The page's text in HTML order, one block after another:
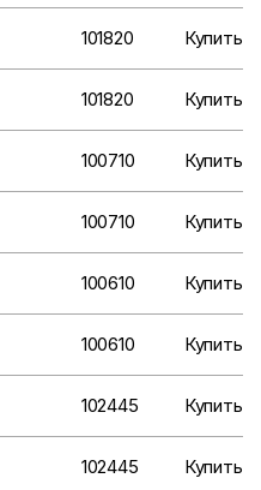
101820 Купить
101820 Купить
100710 Купить
100710 Купить
100610 Купить
100610 Купить
102445 Купить
102445 Купить